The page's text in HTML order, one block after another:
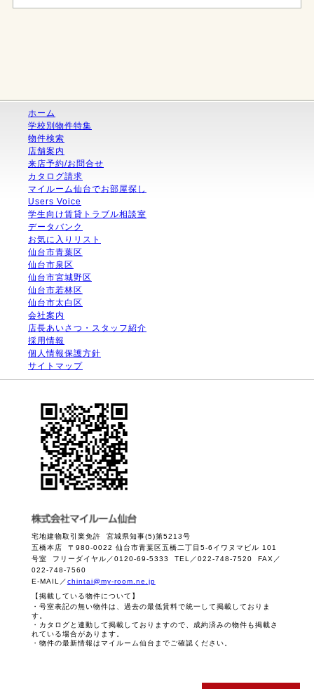
ホーム
学校別物件特集
物件検索
店舗案内
来店予約/お問合せ
カタログ請求
マイルーム仙台でお部屋探し
Users Voice
学生向け賃貸トラブル相談室
データバンク
お気に入りリスト
仙台市青葉区
仙台市泉区
仙台市宮城野区
仙台市若林区
仙台市太白区
会社案内
店長あいさつ・スタッフ紹介
採用情報
個人情報保護方針
サイトマップ
宅地建物取引業免許 宮城県知事(5)第5213号
五橋本店 〒980-0022 仙台市青葉区五橋二丁目5-6イワヌマビル 101
号室 フリーダイヤル／0120-69-5333 TEL／022-748-7520 FAX／
022-748-7560
E-MAIL／chintai@my-room.ne.jp
【掲載している物件について】
・号室表記の無い物件は、過去の最低賃料で統一して掲載しておりま
す。
・カタログと連動して掲載しておりますので、成約済みの物件も掲載さ
れている場合があります。
・物件の最新情報はマイルーム仙台までご確認ください。